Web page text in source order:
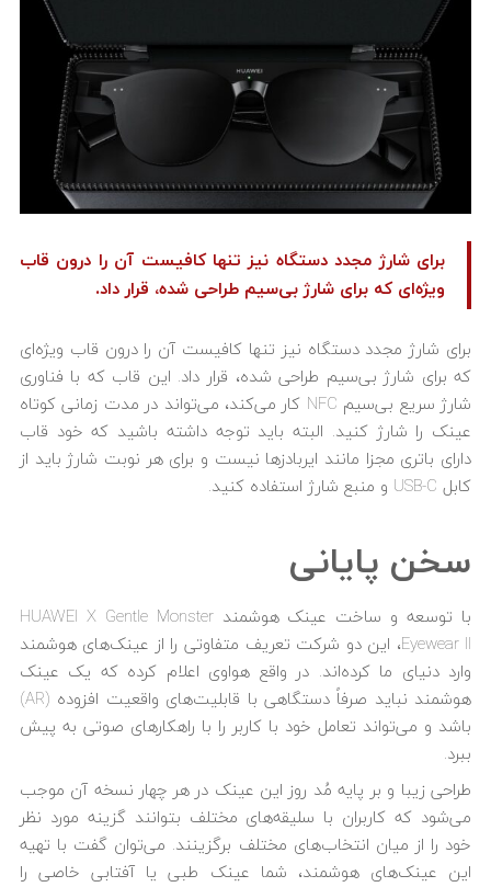
برای شارژ مجدد دستگاه نیز تنها کافیست آن را درون قاب
ویژه‌ای که برای شارژ بی‌سیم طراحی شده، قرار داد.
برای شارژ مجدد دستگاه نیز تنها کافیست آن را درون قاب ویژه‌ای
که برای شارژ بی‌سیم طراحی شده، قرار داد. این قاب که با فناوری
شارژ سریع بی‌سیم NFC کار می‌کند، می‌تواند در مدت زمانی کوتاه
عینک را شارژ کنید. البته باید توجه داشته باشید که خود قاب
دارای باتری مجزا مانند ایربادزها نیست و برای هر نوبت شارژ باید از
کابل USB-C و منبع شارژ استفاده کنید.
سخن پایانی
با توسعه و ساخت عینک هوشمند HUAWEI X Gentle Monster
Eyewear II، این دو شرکت تعریف متفاوتی را از عینک‌های هوشمند
وارد دنیای ما کرده‌اند. در واقع هواوی اعلام کرده که یک عینک
هوشمند نباید صرفاً دستگاهی با قابلیت‌های واقعیت افزوده (AR)
باشد و می‌تواند تعامل خود با کاربر را با راهکارهای صوتی به پیش
ببرد.
طراحی زیبا و بر پایه مُد روز این عینک در هر چهار نسخه آن موجب
می‌شود که کاربران با سلیقه‌های مختلف بتوانند گزینه مورد نظر
خود را از میان انتخاب‌های مختلف برگزینند. می‌توان گفت با تهیه
این عینک‌های هوشمند، شما عینک طبی یا آفتابی خاصی را